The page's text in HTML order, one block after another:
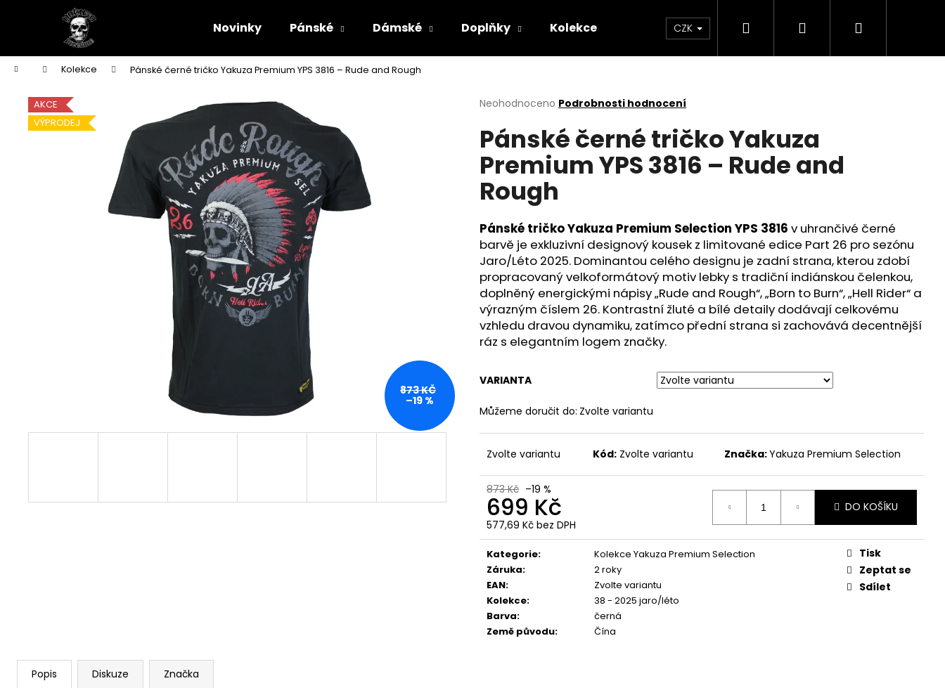
Novinky Pánské Dámské Doplňky Kolekce Kontakt Velkoobchod Obchodní
CZK Hledat PřihlášeníNákupní
Domů Kolekce Pánské černé tričko Yakuza Premium YPS 3816 – Rude and Rough
Průměrné
produktu
je
0,0
5
hvězdiček.
Neohodnoceno Podrobnosti hodnocení
Pánské černé tričko Yakuza
Premium YPS 3816 – Rude and
Rough
Pánské tričko Yakuza Premium Selection YPS 3816 v uhrančivé černé
barvě je exkluzivní designový kousek z limitované edice Part 26 pro sezónu
Jaro/Léto 2025. Dominantou celého designu je zadní strana, kterou zdobí
propracovaný velkoformátový motiv lebky s tradiční indiánskou čelenkou,
doplněný energickými nápisy „Rude and Rough“, „Born to Burn“, „Hell Rider“ a
výrazným číslem 26. Kontrastní žluté a bílé detaily dodávají celkovému
vzhledu dravou dynamiku, zatímco přední strana si zachovává decentnější
ráz s elegantním logem značky.
VARIANTA
Můžeme doručit do: Zvolte variantu
Zvolte variantu Kód: Zvolte variantu Značka:Yakuza Premium Selection
873 Kč –19 %
699 Kč
577,69 Kč bez DPH
Měrná
cena:
DO KOŠÍKU
Kategorie:
Kolekce Yakuza Premium Selection
Záruka:
2 roky
EAN:
Zvolte variantu
Kolekce:
38 - 2025 jaro/léto
Barva:
černá
Země původu: Čína
Tisk
Zeptat se
Sdílet
AKCE
VÝPRODEJ
873 KČ
–19 %
Popis Diskuze Značka
í
Zpět
do
obchodu
Zpět
do
obchodu
Co potřebujete najít?
HLEDAT
Doporučujeme
PÁNSKÉ TMAVĚ MODRÉ TRIČKO YAKUZA
PREMIUM YPS 4008 – ETERNAL ENEMY
PÁNSKÉ KOUPACÍ ŠORTKY YAKUZA
PREMIUM SELECTION YPSW 4076 ČERNÉ
PÁNSKÉ OLIVOVÉ TRIČKO YAKUZA
PREMIUM BL-204 - BROKEN LEGEND
848 Kč